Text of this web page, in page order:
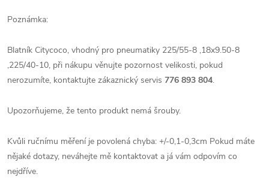
Poznámka:
Blatník Citycoco, vhodný pro pneumatiky 225/55-8 ,18x9.50-8
,225/40-10, při nákupu věnujte pozornost velikosti, pokud
nerozumíte, kontaktujte zákaznický servis 776 893 804.
Upozorňujeme, že tento produkt nemá šrouby.
Kvůli ručnímu měření je povolená chyba: +/-0,1-0,3cm Pokud máte
nějaké dotazy, neváhejte mě kontaktovat a já vám odpovím co
nejdříve.